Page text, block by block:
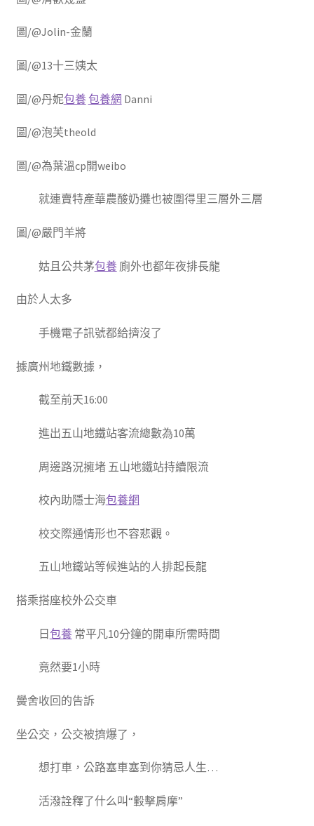
圖/@Jolin-金蘭
圖/@13十三姨太
圖/@丹妮包養包養網 Danni
圖/@泡芙theold
圖/@為葉溫cp開weibo
就連賣特產華農酸奶攤也被圍得里三層外三層
圖/@嚴門羊將
姑且公共茅包養廁外也都年夜排長龍
由於人太多
手機電子訊號都給擠沒了
據廣州地鐵數據，
截至前天16:00
進出五山地鐵站客流總數為10萬
周邊路況擁堵 五山地鐵站持續限流
校內助隱士海包養網
校交際通情形也不容悲觀。
五山地鐵站等候進站的人排起長龍
搭乘搭座校外公交車
日包養常平凡10分鐘的開車所需時間
竟然要1小時
黌舍收回的告訴
坐公交，公交被擠爆了，
想打車，公路塞車塞到你猜忌人生…
活潑詮釋了什么叫“轂擊肩摩”